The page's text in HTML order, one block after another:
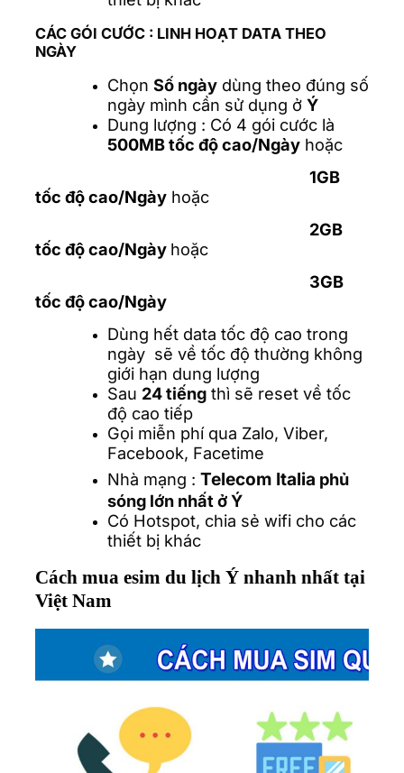
CÁC GÓI CƯỚC : LINH HOẠT DATA THEO
NGÀY
Chọn Số ngày dùng theo đúng số
ngày mình cần sử dụng ở Ý
Dung lượng : Có 4 gói cước là
500MB tốc độ cao/Ngày hoặc
1GB
tốc độ cao/Ngày hoặc
2GB
tốc độ cao/Ngày hoặc
3GB
tốc độ cao/Ngày
Dùng hết data tốc độ cao trong
ngày sẽ về tốc độ thường không
giới hạn dung lượng
Sau 24 tiếng thì sẽ reset về tốc
độ cao tiếp
Gọi miễn phí qua Zalo, Viber,
Facebook, Facetime
Nhà mạng : Telecom Italia phủ
sóng lớn nhất ở Ý
Có Hotspot, chia sẻ wifi cho các
thiết bị khác
Cách mua esim du lịch Ý nhanh nhất tại
Việt Nam